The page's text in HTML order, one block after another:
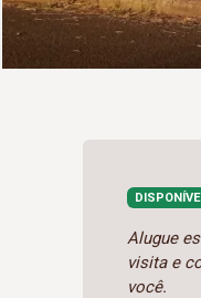
Alugue
visita e
você.